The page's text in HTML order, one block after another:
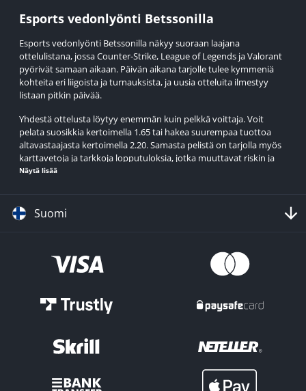
Esports vedonlyönti Betssonilla
Esports vedonlyönti Betssonilla näkyy suoraan laajana
ottelulistana, jossa Counter-Strike, League of Legends ja Valorant
pyörivät samaan aikaan. Päivän aikana tarjolle tulee kymmeniä
kohteita eri liigoista ja turnauksista, ja uusia otteluita ilmestyy
listaan pitkin päivää.
Yhdestä ottelusta löytyy enemmän kuin pelkkä voittaja. Voit
pelata suosikkia kertoimella 1.65 tai hakea suurempaa tuottoa
altavastaajasta kertoimella 2.20. Samasta pelistä on tarjolla myös
karttavetoja ja tarkkoja lopputuloksia, jotka muuttavat riskin ja
tuoton suhdetta.
Ajankohtaiset esports-turnaukset 2026
turnauksista ja liigoista, jotka toistuvat vuosittain. Counter-Strike -
puolella keskeisiä ovat IEM Katowice ja IEM Cologne sekä ESL Pro
League, jossa samat joukkueet pelaavat pitkää sarjaa useiden
League of Legends -maailmassa LEC, LCS ja LPL tuottavat
Championship (Worlds) kerää kauden lopussa parhaat joukkueet
samaan turnaukseen.
Valorantissa esport vedonlyönti keskittyy Valorant Champions
Näytä lisää
Suomi